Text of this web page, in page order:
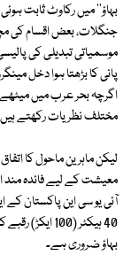
بہاؤ'' میں رکاوٹ ثابت
موسمیاتی تبدیلی کی
پانی کا بڑھتا ہوا دخل
اگرچہ بحر عرب میں
مختلف نظریات رکھتے
لیکن ماہرین ماحول کا
معیشت کے لیے فائدہ مند
آئی یو سی این پاکستان
بہاؤ ضروری ہے۔